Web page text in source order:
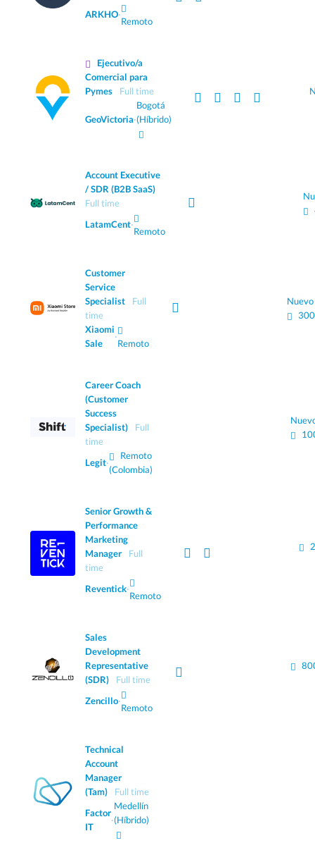
ARKHO·
Remoto
Ejecutivo/a
Comercial para
Pymes
Full time
GeoVictoria·
Bogotá
(Híbrido)
Account Executive
/ SDR (B2B SaaS)
Full time
LatamCent·
Remoto
Customer
Service
Specialist
Full
time
Xiaomi
Sale
·
Remoto
Nuevo
Career Coach
(Customer
Success
Specialist)
Full
time
Legit·
Remoto
(Colombia)
Senior Growth &
Performance
Marketing
Manager
Full
time
Reventick·
Remoto
Sales
Development
Representative
(SDR)
Full time
Zencillo·
Remoto
Technical
Account
Manager
(Tam)
Full time
Factor
IT
·
Medellín
(Híbrido)